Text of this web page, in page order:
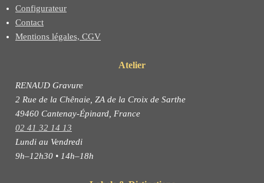
Configurateur
Contact
Mentions légales, CGV
Atelier
RENAUD Gravure
2 Rue de la Chênaie, ZA de la Croix de Sarthe
49460 Cantenay-Épinard, France
02 41 32 14 13
Lundi au Vendredi
9h–12h30 • 14h–18h